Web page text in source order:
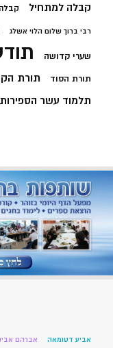
קבלה למתחיל
רבי ברוך שלום הלוי אשלג
שערי קדושה
תורת הסוד תורת
תלמוד עשר הספירות
אביע דטומאה אברהם